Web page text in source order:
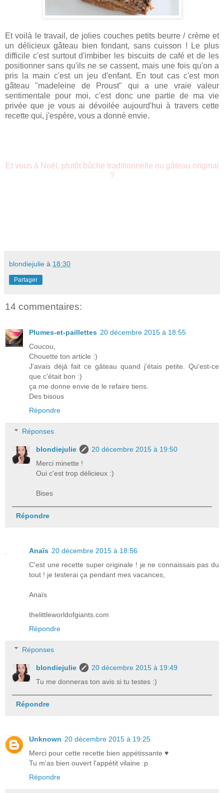
Et voilà le travail, de jolies couches petits beurre / crème et
un délicieux gâteau bien fondant, sans cuisson ! Le plus
difficile c'est surtout d'imbiber les biscuits de café et de les
positionner sans qu'ils ne se cassent, mais une fois qu'on a
pris la main c'est un jeu d'enfant. En tout cas c'est mon
gâteau "madeleine de Proust" qui a une vraie valeur
sentimentale pour moi, c'est donc une partie de ma vie
privée que je vous ai dévoilée aujourd'hui à travers cette
recette qui, j'espère, vous a donné envie.
Et vous à Noël, plutôt bûche traditionnelle ou gâteau original
?
blondiejulie à 18:30
Partager
14 commentaires:
Plumes-et-paillettes 20 décembre 2015 à 18:55
Coucou,
Chouette ton article :)
J'avais déjà fait ce gâteau quand j'étais petite. Qu'est-ce
que c'était bon :)
ça me donne envie de le refaire tiens.
Des bisous
Répondre
Réponses
blondiejulie
20 décembre 2015 à 19:50
Merci minette !
Oui c'est trop délicieux :)
Bises
Répondre
Anaïs 20 décembre 2015 à 18:56
C'est une recette super originale ! je ne connaissais pas du
tout ! je testerai ça pendant mes vacances,
Anaïs
thelittleworldofgiants.com
Répondre
Réponses
blondiejulie
20 décembre 2015 à 19:49
Tu me donneras ton avis si tu testes :)
Répondre
Unknown 20 décembre 2015 à 19:25
Merci pour cette recette bien appétissante ♥
Tu m'as bien ouvert l'appétit vilaine :p
Répondre